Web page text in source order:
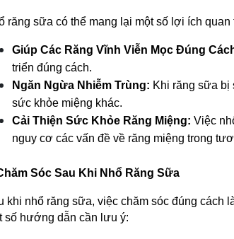
răng sữa có thể mang lại một số lợi ích quan
Giúp Các Răng Vĩnh Viễn Mọc Đúng
triển đúng cách.
Ngăn Ngừa Nhiễm Trùng: Khi răng sữa bị
sức khỏe miệng khác.
Cải Thiện Sức Khỏe Răng Miệng: Việc
nguy cơ các vấn đề về răng miệng trong
Sóc Sau Khi Nhổ Răng Sữa
khi nhổ răng sữa, việc chăm sóc đúng cách
số hướng dẫn cần lưu ý: